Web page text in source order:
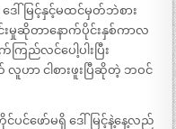
ဒေါ်မြင့်နှင့်မထင်မှတ်ဘဲစား
မှုဆိုတာနောက်ပိုင်းနှစ်ကာလ
ည်လင်ပေါ့ပါးပြီး
လူဟာ ငါစားဖူးပြီဆိုတဲ့ ဘဝင်
င်ဖော်မရှိ ဒေါ်မြင့်နဲ့နေ့လည်